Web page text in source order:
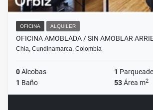
OFICINA ALQUILER
OFICINA AMOBLADA / SIN AMOBLAR
Chia, Cundinamarca, Colombia
0Alcobas 1
1 Baño 53Área m2